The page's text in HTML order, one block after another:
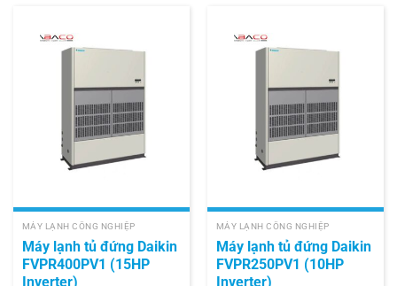
MÁY LẠNH CÔNG NGHIỆP
Máy lạnh tủ đứng Daikin
FVPR400PV1 (15HP
Inverter)
MÁY LẠNH CÔNG NGHIỆP
Máy lạnh tủ đứng Daikin
FVPR250PV1 (10HP
Inverter)